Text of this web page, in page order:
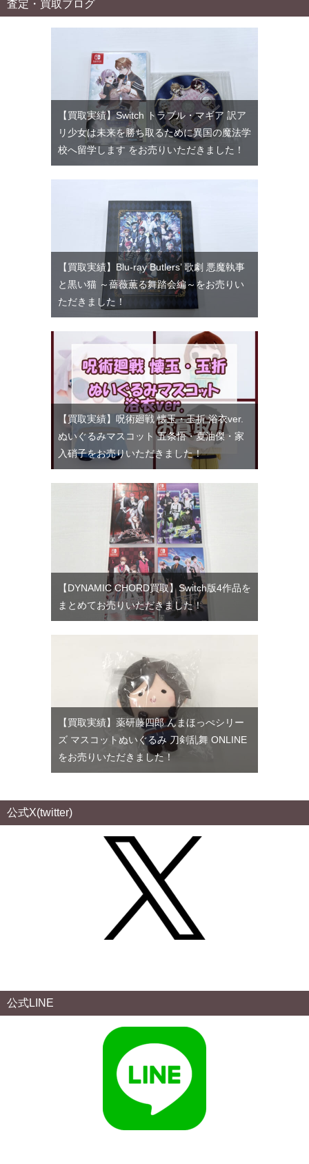
査定・買取ブログ
【買取実績】Switch トラブル・マギア 訳ア
リ少女は未来を勝ち取るために異国の魔法学
校へ留学します をお売りいただきました！
【買取実績】Blu-ray Butlers’ 歌劇 悪魔執事
と黒い猫 ～薔薇薫る舞踏会編～をお売りい
ただきました！
【買取実績】呪術廻戦 懐玉・玉折 浴衣ver.
ぬいぐるみマスコット 五条悟・夏油傑・家
入硝子をお売りいただきました！
【DYNAMIC CHORD買取】Switch版4作品を
まとめてお売りいただきました！
【買取実績】薬研藤四郎 んまほっぺシリー
ズ マスコットぬいぐるみ 刀剣乱舞 ONLINE
をお売りいただきました！
公式X(twitter)
公式LINE